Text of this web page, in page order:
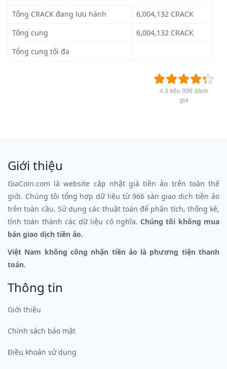
Tổng CRACK đang lưu hành
6,004,132 CRACK
Tổng cung
6,004,132 CRACK
Tổng cung tối đa
4.3 trên 998 đánh
giá
Giới thiệu
GiaCoin.com là website cập nhật giá tiền ảo trên toàn thế
giới. Chúng tôi tổng hợp dữ liệu từ 966 sàn giao dịch tiền ảo
trên toàn cầu. Sử dụng các thuật toán để phân tích, thống kê,
tính toán thành các dữ liệu có nghĩa.Chúng tôi không mua
bán giao dịch tiền ảo.
Việt Nam không công nhận tiền ảo là phương tiện thanh
toán.
Thông tin
Giới thiệu
Chính sách bảo mật
Điều khoản sử dụng